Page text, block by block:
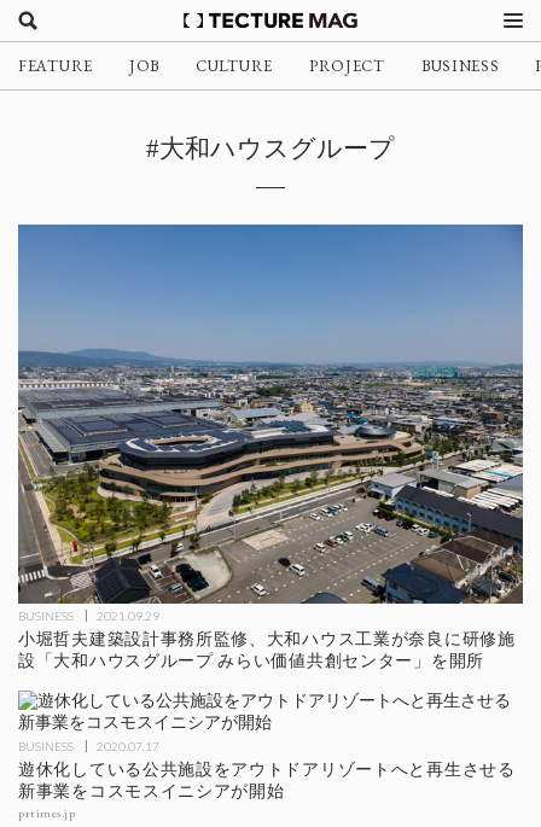
FEATURE JOB CULTURE PROJECT BUSINESS
#大和ハウスグループ
BUSINESS 2021.09.29
小堀哲夫建築設計事務所監修、大和ハウス工業が奈良に研修施
設「大和ハウスグループ みらい価値共創センター」を開所
BUSINESS 2020.07.17
遊休化している公共施設をアウトドアリゾートへと再生させる
新事業をコスモスイニシアが開始
prtimes.jp